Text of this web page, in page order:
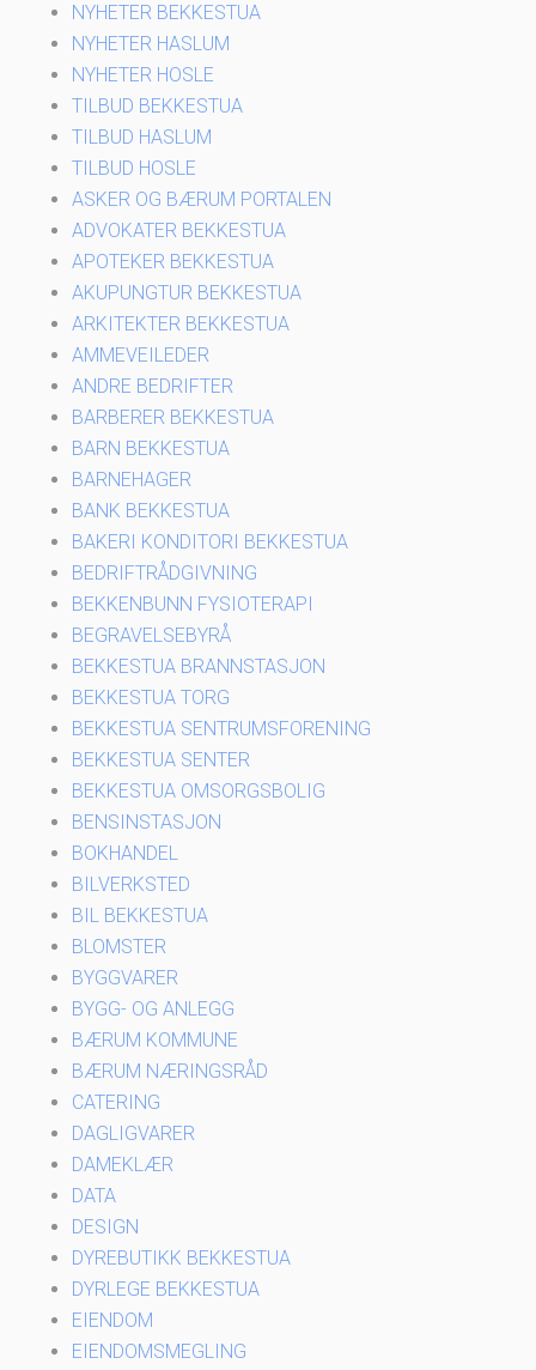
NYHETER BEKKESTUA
NYHETER HASLUM
NYHETER HOSLE
TILBUD BEKKESTUA
TILBUD HASLUM
TILBUD HOSLE
ASKER OG BÆRUM PORTALEN
ADVOKATER BEKKESTUA
APOTEKER BEKKESTUA
AKUPUNGTUR BEKKESTUA
ARKITEKTER BEKKESTUA
AMMEVEILEDER
ANDRE BEDRIFTER
BARBERER BEKKESTUA
BARN BEKKESTUA
BARNEHAGER
BANK BEKKESTUA
BAKERI KONDITORI BEKKESTUA
BEDRIFTRÅDGIVNING
BEKKENBUNN FYSIOTERAPI
BEGRAVELSEBYRÅ
BEKKESTUA BRANNSTASJON
BEKKESTUA TORG
BEKKESTUA SENTRUMSFORENING
BEKKESTUA SENTER
BEKKESTUA OMSORGSBOLIG
BENSINSTASJON
BOKHANDEL
BILVERKSTED
BIL BEKKESTUA
BLOMSTER
BYGGVARER
BYGG- OG ANLEGG
BÆRUM KOMMUNE
BÆRUM NÆRINGSRÅD
CATERING
DAGLIGVARER
DAMEKLÆR
DATA
DESIGN
DYREBUTIKK BEKKESTUA
DYRLEGE BEKKESTUA
EIENDOM
EIENDOMSMEGLING